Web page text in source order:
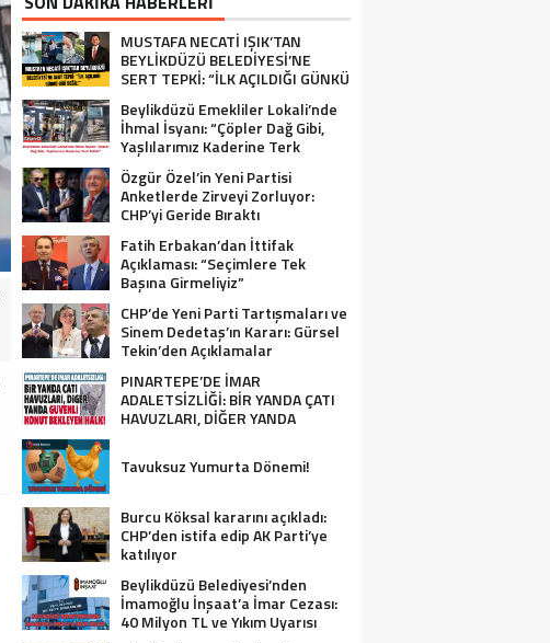
MUSTAFA NECATİ IŞIK’TAN
BEYLİKDÜZÜ BELEDİYESİ’NE
SERT TEPKİ: “İLK AÇILDIĞI GÜNKÜ
Beylikdüzü Emekliler Lokali’nde
İhmal İsyanı: “Çöpler Dağ Gibi,
Yaşlılarımız Kaderine Terk
Edildi!”
Özgür Özel’in Yeni Partisi
Anketlerde Zirveyi Zorluyor:
CHP’yi Geride Bıraktı
Fatih Erbakan’dan İttifak
Açıklaması: “Seçimlere Tek
Başına Girmeliyiz”
CHP’de Yeni Parti Tartışmaları ve
Sinem Dedetaş’ın Kararı: Gürsel
Tekin’den Açıklamalar
PINARTEPE’DE İMAR
ADALETSİZLİĞİ: BİR YANDA ÇATI
HAVUZLARI, DİĞER YANDA
Tavuksuz Yumurta Dönemi!
Burcu Köksal kararını açıkladı:
CHP’den istifa edip AK Parti’ye
katılıyor
Beylikdüzü Belediyesi’nden
İmamoğlu İnşaat’a İmar Cezası:
40 Milyon TL ve Yıkım Uyarısı